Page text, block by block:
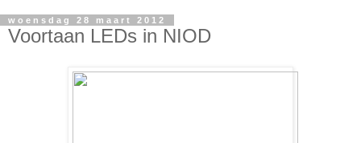
woensdag 28 maart 2012
Voortaan LEDs in NIOD